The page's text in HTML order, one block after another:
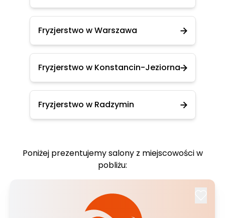
Fryzjerstwo w Warszawa
Fryzjerstwo w Konstancin-Jeziorna
Fryzjerstwo w Radzymin
Poniżej prezentujemy salony z miejscowości w
pobliżu: